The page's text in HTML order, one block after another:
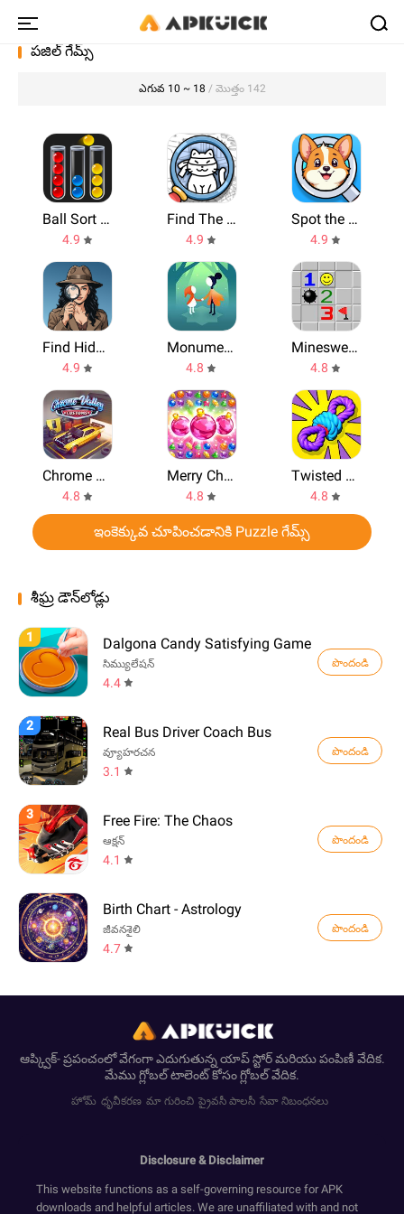
పజిల్ గేమ్స్
ఎగువ 10 ~ 18 / మొత్తం 142
Ball Sort Puzzle - Color Game
4.9
Find The Cat - Spot It!
4.9
Spot the Dog: Hidden Objects!
4.9
Find Hidden Objects - Spot It!
4.9
Monument Valley 2
4.8
Minesweeper
4.8
Chrome Valley Customs
4.8
Merry Christmas
4.8
Twisted Tangle
4.8
ఇంకెక్కువ చూపించడానికి Puzzle గేమ్స్
శీఘ్ర డౌన్‌లోడ్లు
1 Dalgona Candy Satisfying Game
సిమ్యులేషన్
4.4
పొందండి
2 Real Bus Driver Coach Bus
వ్యూహరచన
3.1
పొందండి
3 Free Fire: The Chaos
ఆక్షన్
4.1
పొందండి
Birth Chart - Astrology
జీవనశైలి
4.7
పొందండి
ఆప్క్విక్- ప్రపంచంలో వేగంగా ఎదుగుతున్న యాప్ స్టోర్ మరియు పంపిణీ వేదిక.
మేము గ్లోబల్ టాలెంట్ కోసం గ్లోబల్ వేదిక.
హోమ్ ధృవీకరణ మా గురించి ప్రైవసీ పాలసీ సేవా నిబంధనలు
Disclosure & Disclaimer
This website functions as a self-governing resource for APK
downloads and helpful articles. We are unaffiliated with and not